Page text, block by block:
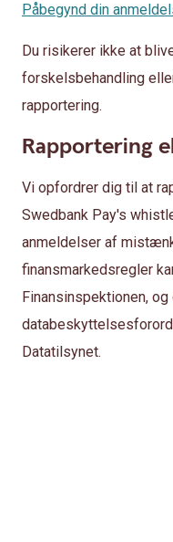
Påbegynd din
Du risikerer ikke at
forskelsbehandling
rapportering.
Rapportering
Vi opfordrer dig til at
Swedbank Pay's
anmeldelser af
finansmarkedsregler
Finansinspektionen,
Datatilsynet.